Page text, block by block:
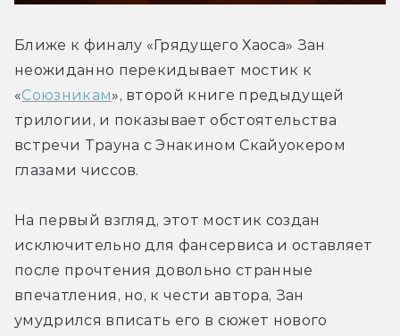
Ближе к финалу «Грядущего Хаоса» Зан
неожиданно перекидывает мостик к
«Союзникам», второй книге предыдущей
трилогии, и показывает обстоятельства
встречи Трауна с Энакином Скайуокером
глазами чиссов.
На первый взгляд, этот мостик создан
исключительно для фансервиса и оставляет
после прочтения довольно странные
впечатления, но, к чести автора, Зан
умудрился вписать его в сюжет нового